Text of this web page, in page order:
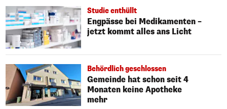
Studie enthüllt
Engpässe bei Medikamenten –
jetzt kommt alles ans Licht
Behördlich geschlossen
Gemeinde hat schon seit 4
Monaten keine Apotheke
mehr